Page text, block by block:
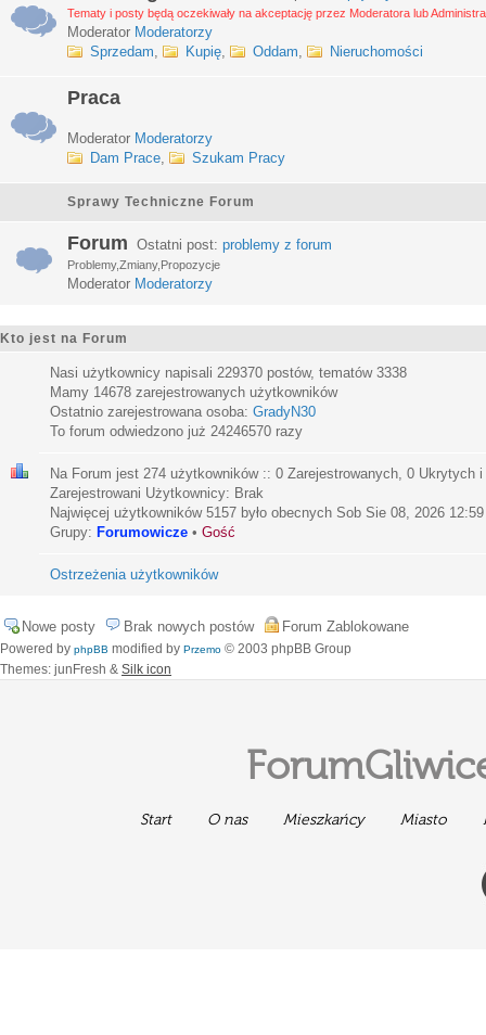
Tematy i posty będą oczekiwały na akceptację przez Moderatora lub
Moderator Moderatorzy
Sprzedam, Kupię, Oddam, Nieruchomości
Praca
Moderator Moderatorzy
Dam Prace, Szukam Pracy
Sprawy Techniczne Forum
Forum Ostatni post: problemy z forum
Problemy,Zmiany,Propozycje
Moderator Moderatorzy
Kto jest na Forum
Nasi użytkownicy napisali 229370 postów, tematów 3338
Mamy 14678 zarejestrowanych użytkowników
Ostatnio zarejestrowana osoba: GradyN30
To forum odwiedzono już 24246570 razy
Na Forum jest 274 użytkowników :: 0 Zarejestrowanych, 0 Ukrytych
Zarejestrowani Użytkownicy: Brak
Najwięcej użytkowników 5157 było obecnych Sob Sie 08, 2026 12:59
Grupy: Forumowicze • Gość
Ostrzeżenia użytkowników
Nowe posty Brak nowych postów Forum Zablokowane
Powered by phpBB modified by Przemo © 2003 phpBB Group
Themes: junFresh & Silk icon
Start O nas Mieszkańcy Miasto